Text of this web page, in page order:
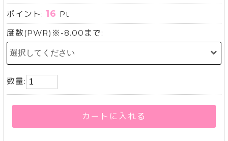
ポイント:16 Pt
度数(PWR)※-8.00まで:
数量:
カートに入れる